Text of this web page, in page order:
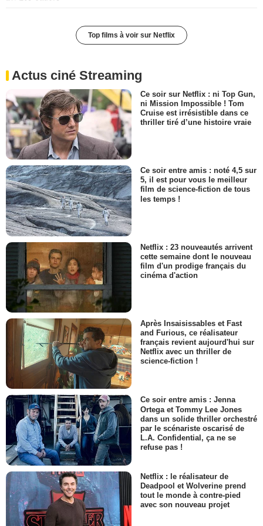
Top films à voir sur Netflix
Actus ciné Streaming
Ce soir sur Netflix : ni Top Gun,
ni Mission Impossible ! Tom
Cruise est irrésistible dans ce
thriller tiré d’une histoire vraie
Ce soir entre amis : noté 4,5 sur
5, il est pour vous le meilleur
film de science-fiction de tous
les temps !
Netflix : 23 nouveautés arrivent
cette semaine dont le nouveau
film d'un prodige français du
cinéma d'action
Après Insaisissables et Fast
and Furious, ce réalisateur
français revient aujourd'hui sur
Netflix avec un thriller de
science-fiction !
Ce soir entre amis : Jenna
Ortega et Tommy Lee Jones
dans un solide thriller orchestré
par le scénariste oscarisé de
L.A. Confidential, ça ne se
refuse pas !
Netflix : le réalisateur de
Deadpool et Wolverine prend
tout le monde à contre-pied
avec son nouveau projet